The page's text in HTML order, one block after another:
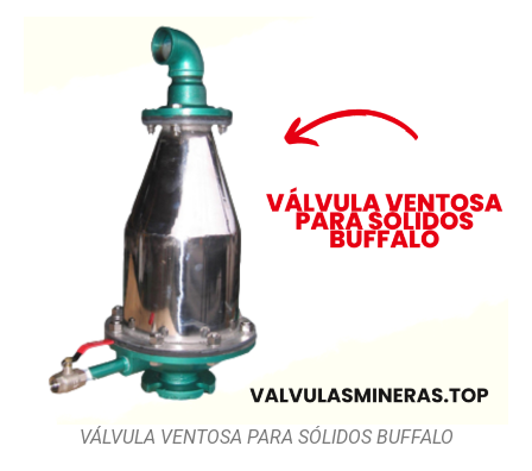
VÁLVULA VENTOSA PARA SÓLIDOS BUFFALO